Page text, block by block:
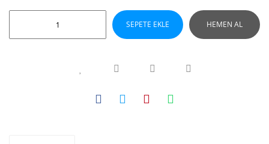
SEPETE EKLE HEMEN AL